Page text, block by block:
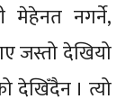
मेहेनत नगर्ने,
जस्तो देखियो
देखिँदैन । त्यो